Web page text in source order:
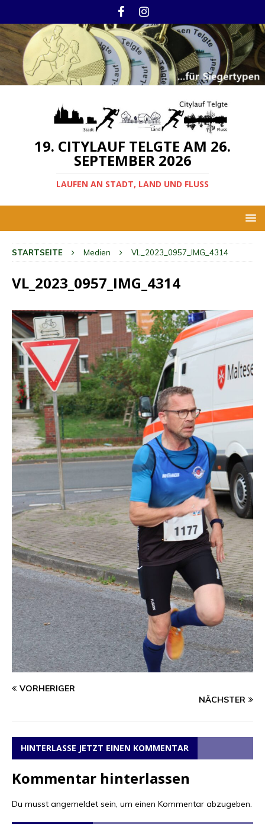
19. CITYLAUF TELGTE AM 26.
SEPTEMBER 2026
LAUFEN AN STADT, LAND UND FLUSS
STARTSEITE Medien VL_2023_0957_IMG_4314
VL_2023_0957_IMG_4314
VORHERIGER
NÄCHSTER
HINTERLASSE JETZT EINEN KOMMENTAR
Kommentar hinterlassen
Du musst angemeldet sein, um einen Kommentar abzugeben.